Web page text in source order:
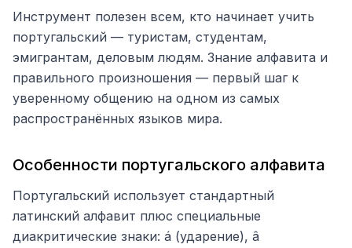
Инструмент полезен всем, кто начинает учить
португальский — туристам, студентам,
эмигрантам, деловым людям. Знание алфавита и
правильного произношения — первый шаг к
уверенному общению на одном из самых
распространённых языков мира.
Особенности португальского алфавита
Португальский использует стандартный
латинский алфавит плюс специальные
диакритические знаки: á (ударение), â